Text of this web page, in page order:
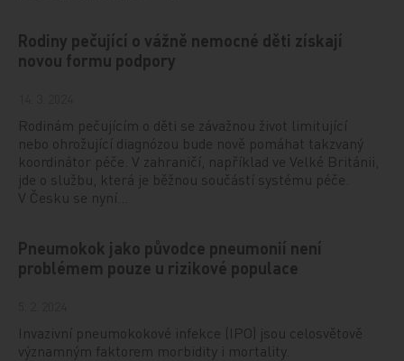
Rodiny pečující o vážně nemocné děti získají
novou formu podpory
Rodinám pečujícím o děti se závažnou život limitující
nebo ohrožující diagnózou bude nově pomáhat takzvaný
koordinátor péče. V zahraničí, například ve Velké Británii,
jde o službu, která je běžnou součástí systému péče.
V Česku se nyní…
Pneumokok jako původce pneumonií není
problémem pouze u rizikové populace
Invazivní pneumokokové infekce (IPO) jsou celosvětově
významným faktorem morbidity i mortality.